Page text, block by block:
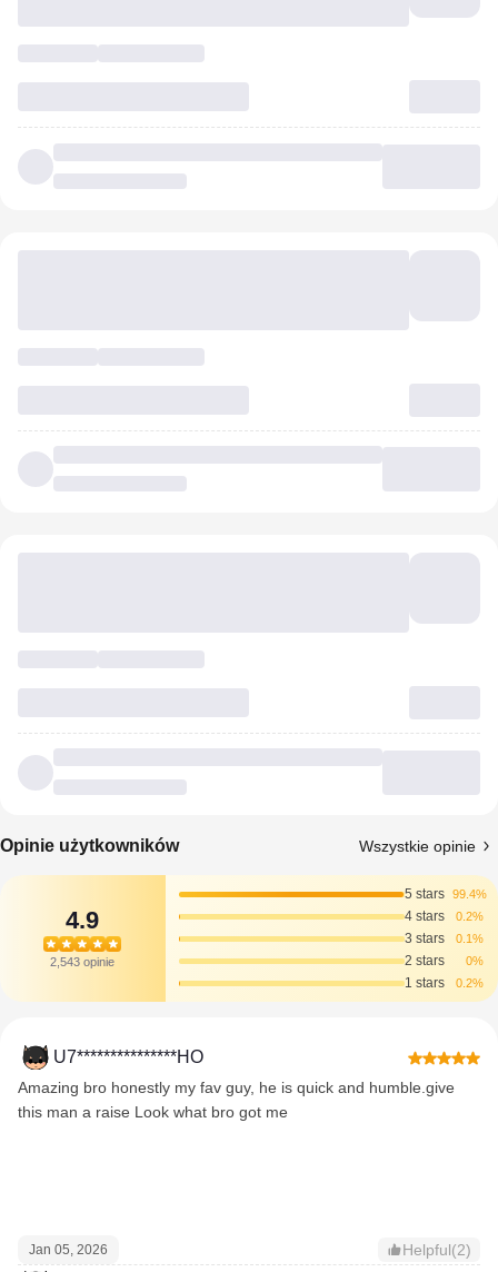
Opinie użytkowników Wszystkie opinie
4.9
2,543 opinie
5 stars 99.4%
4 stars 0.2%
3 stars 0.1%
2 stars 0%
1 stars 0.2%
U7***************HO
Amazing bro honestly my fav guy, he is quick and humble.give
this man a raise Look what bro got me
Jan 05, 2026 Helpful(2)